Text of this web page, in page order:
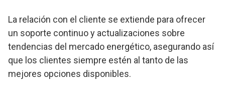
La relación con el cliente se extiende para ofrecer
un soporte continuo y actualizaciones sobre
tendencias del mercado energético, asegurando así
que los clientes siempre estén al tanto de las
mejores opciones disponibles.